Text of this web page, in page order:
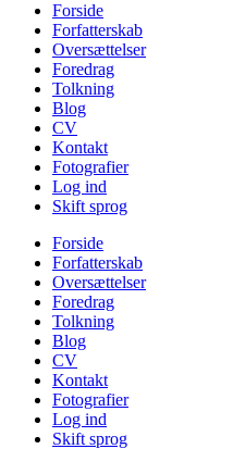
Forside
Forfatterskab
Oversættelser
Foredrag
Tolkning
Blog
CV
Kontakt
Fotografier
Log ind
Skift sprog
Forside
Forfatterskab
Oversættelser
Foredrag
Tolkning
Blog
CV
Kontakt
Fotografier
Log ind
Skift sprog